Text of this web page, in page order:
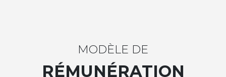
MODÈLE DE
RÉMUNÉRATION